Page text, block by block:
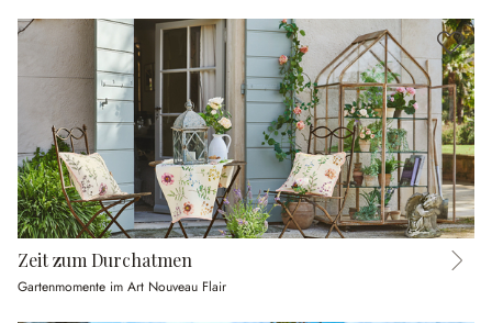
Zeit zum Durchatmen
Gartenmomente im Art Nouveau Flair